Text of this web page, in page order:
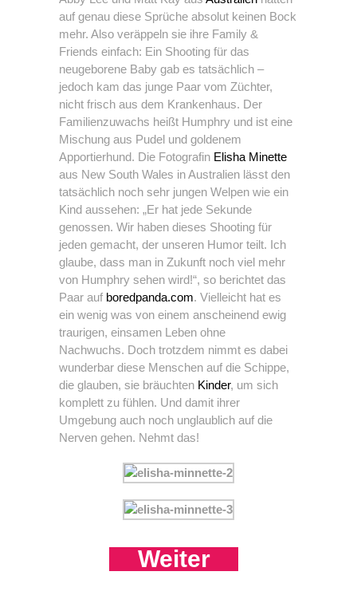
auf genau diese Sprüche absolut keinen Bock
mehr. Also veräppeln sie ihre Family &
Friends einfach: Ein Shooting für das
neugeborene Baby gab es tatsächlich –
jedoch kam das junge Paar vom Züchter,
nicht frisch aus dem Krankenhaus. Der
Familienzuwachs heißt Humphry und ist eine
Mischung aus Pudel und goldenem
Apportierhund. Die Fotografin Elisha Minette
aus New South Wales in Australien lässt den
tatsächlich noch sehr jungen Welpen wie ein
Kind aussehen: „Er hat jede Sekunde
genossen. Wir haben dieses Shooting für
jeden gemacht, der unseren Humor teilt. Ich
glaube, dass man in Zukunft noch viel mehr
von Humphry sehen wird!“, so berichtet das
Paar auf boredpanda.com. Vielleicht hat es
ein wenig was von einem anscheinend ewig
traurigen, einsamen Leben ohne
Nachwuchs. Doch trotzdem nimmt es dabei
wunderbar diese Menschen auf die Schippe,
die glauben, sie bräuchten Kinder, um sich
komplett zu fühlen. Und damit ihrer
Umgebung auch noch unglaublich auf die
Nerven gehen. Nehmt das!
Weiter